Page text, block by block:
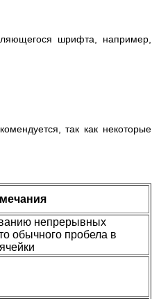
шрифта, например,
так как некоторые
непрерывных
обычного пробела в